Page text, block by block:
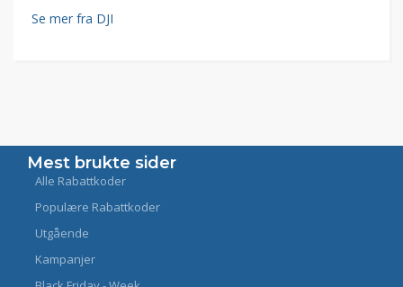
Se mer fra DJI
Mest brukte sider
Alle Rabattkoder
Populære Rabattkoder
Utgående
Kampanjer